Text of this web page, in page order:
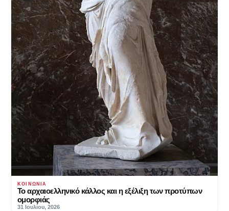
ΚΟΙΝΩΝΊΑ
Το αρχαιοελληνικό κάλλος και η εξέλιξη των προτύπων
ομορφιάς
31 Ιουλίου, 2026